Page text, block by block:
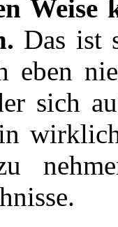
Das ist
eben
sich